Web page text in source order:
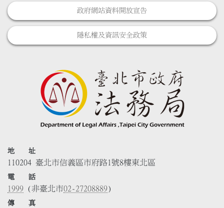
政府網站資料開放宣告
隱私權及資訊安全政策
地 址
110204 臺北市信義區市府路1號8樓東北區
電 話
1999 (非臺北市02-27208889)
傳 真